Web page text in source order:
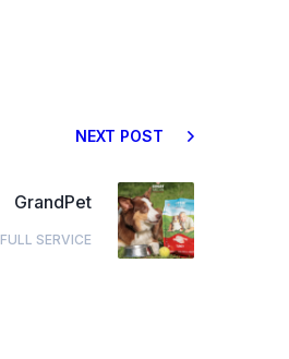
NEXT POST
GrandPet
FULL SERVICE